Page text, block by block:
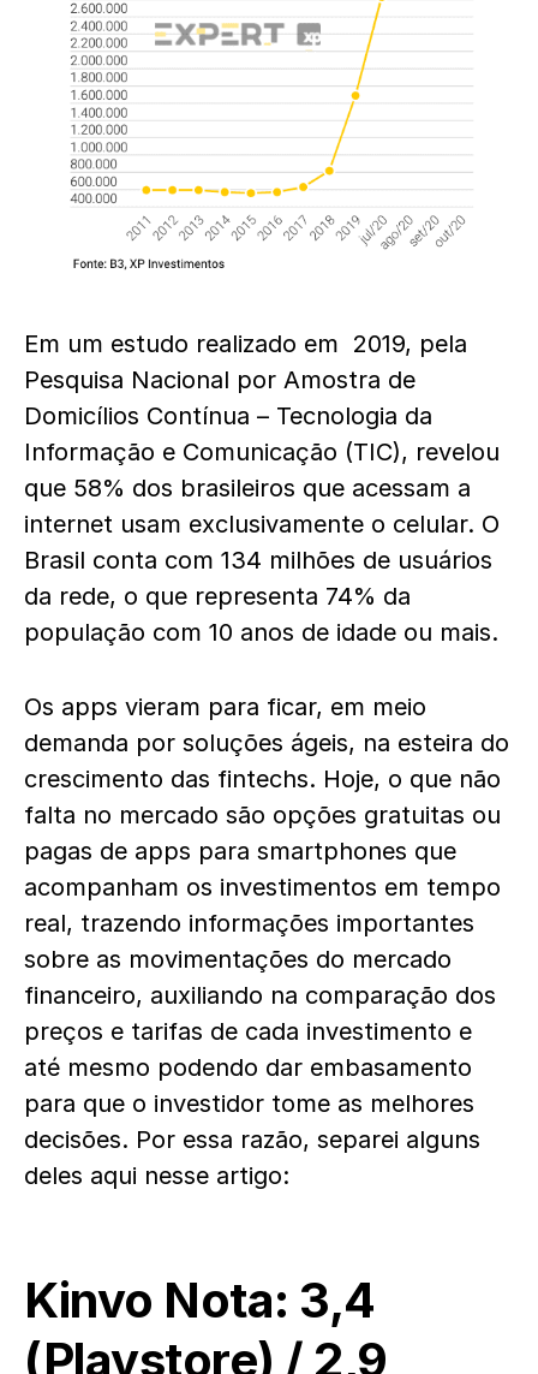
Em um estudo realizado em 2019, pela
Pesquisa Nacional por Amostra de
Domicílios Contínua – Tecnologia da
Informação e Comunicação (TIC), revelou
que 58% dos brasileiros que acessam a
internet usam exclusivamente o celular. O
Brasil conta com 134 milhões de usuários
da rede, o que representa 74% da
população com 10 anos de idade ou mais.
Os apps vieram para ficar, em meio
demanda por soluções ágeis, na esteira do
crescimento das fintechs. Hoje, o que não
falta no mercado são opções gratuitas ou
pagas de apps para smartphones que
acompanham os investimentos em tempo
real, trazendo informações importantes
sobre as movimentações do mercado
financeiro, auxiliando na comparação dos
preços e tarifas de cada investimento e
até mesmo podendo dar embasamento
para que o investidor tome as melhores
decisões. Por essa razão, separei alguns
deles aqui nesse artigo:
Kinvo Nota: 3,4
(Playstore) / 2,9